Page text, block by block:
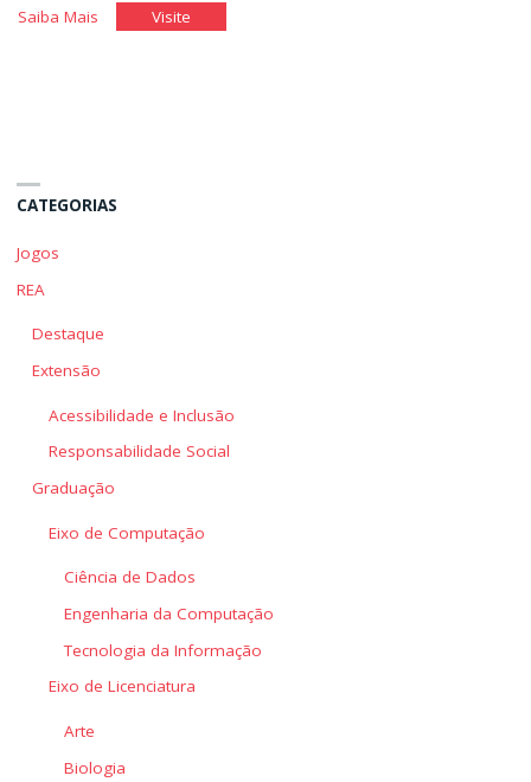
Saiba Mais"Um
Visite"Um
CATEGORIAS
Jogos
REA
Destaque
Extensão
Acessibilidade e Inclusão
Responsabilidade Social
Graduação
Eixo de Computação
Ciência de Dados
Engenharia da Computação
Tecnologia da Informação
Eixo de Licenciatura
Arte
Biologia